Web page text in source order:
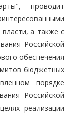
проводит
а также с
Российской
обеспечения
бюджетных
порядке
Российской
реализации